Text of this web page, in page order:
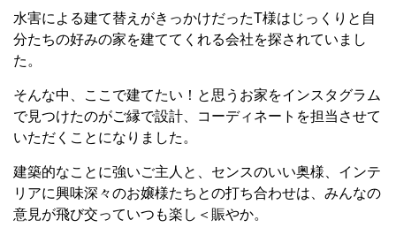
水害による建て替えがきっかけだったT様はじっくりと自
分たちの好みの家を建ててくれる会社を探されていまし
た。
そんな中、ここで建てたい！と思うお家をインスタグラム
で見つけたのがご縁で設計、コーディネートを担当させて
いただくことになりました。
建築的なことに強いご主人と、センスのいい奥様、インテ
リアに興味深々のお嬢様たちとの打ち合わせは、みんなの
意見が飛び交っていつも楽し＜賑やか。